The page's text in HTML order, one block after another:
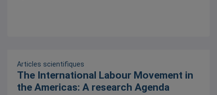
Articles scientifiques
The International Labour Movement in
the Americas: A research Agenda